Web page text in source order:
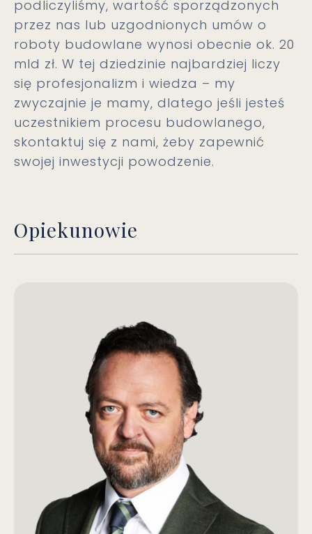
podliczyliśmy, wartość sporządzonych
przez nas lub uzgodnionych umów o
roboty budowlane wynosi obecnie ok. 20
mld zł. W tej dziedzinie najbardziej liczy
się profesjonalizm i wiedza – my
zwyczajnie je mamy, dlatego jeśli jesteś
uczestnikiem procesu budowlanego,
skontaktuj się z nami, żeby zapewnić
swojej inwestycji powodzenie.
Opiekunowie